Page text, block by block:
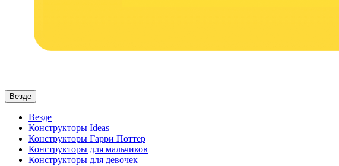
Везде
Везде
Конструкторы Ideas
Конструкторы Гарри Поттер
Конструкторы для мальчиков
Конструкторы для девочек